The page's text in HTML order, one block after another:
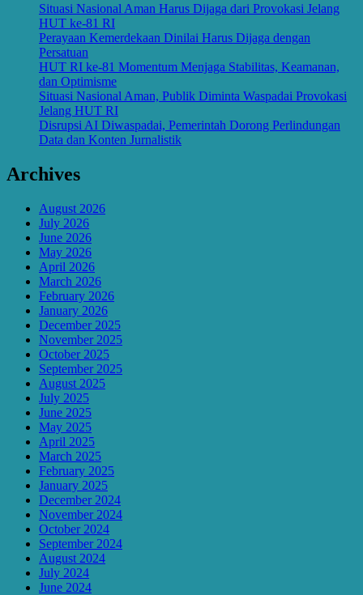
Situasi Nasional Aman Harus Dijaga dari Provokasi Jelang
HUT ke-81 RI
Perayaan Kemerdekaan Dinilai Harus Dijaga dengan
Persatuan
HUT RI ke-81 Momentum Menjaga Stabilitas, Keamanan,
dan Optimisme
Situasi Nasional Aman, Publik Diminta Waspadai Provokasi
Jelang HUT RI
Disrupsi AI Diwaspadai, Pemerintah Dorong Perlindungan
Data dan Konten Jurnalistik
Archives
August 2026
July 2026
June 2026
May 2026
April 2026
March 2026
February 2026
January 2026
December 2025
November 2025
October 2025
September 2025
August 2025
July 2025
June 2025
May 2025
April 2025
March 2025
February 2025
January 2025
December 2024
November 2024
October 2024
September 2024
August 2024
July 2024
June 2024